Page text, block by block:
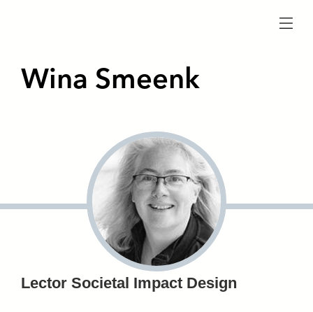
Wina Smeenk
Lector Societal Impact Design